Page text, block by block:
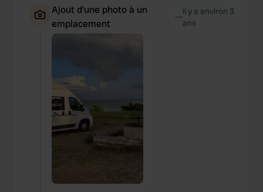
Ajout d'une photo à un
emplacement
—il y a environ 3
ans